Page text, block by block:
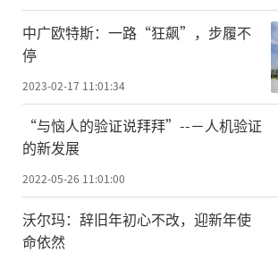
中广欧特斯：一路“狂飙”，步履不
停
2023-02-17 11:01:34
“与恼人的验证说拜拜”--－人机验证
的新发展
2022-05-26 11:01:00
沃尔玛：辞旧年初心不改，迎新年使
命依然